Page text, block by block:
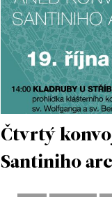
Čtvrtý
Santiniho